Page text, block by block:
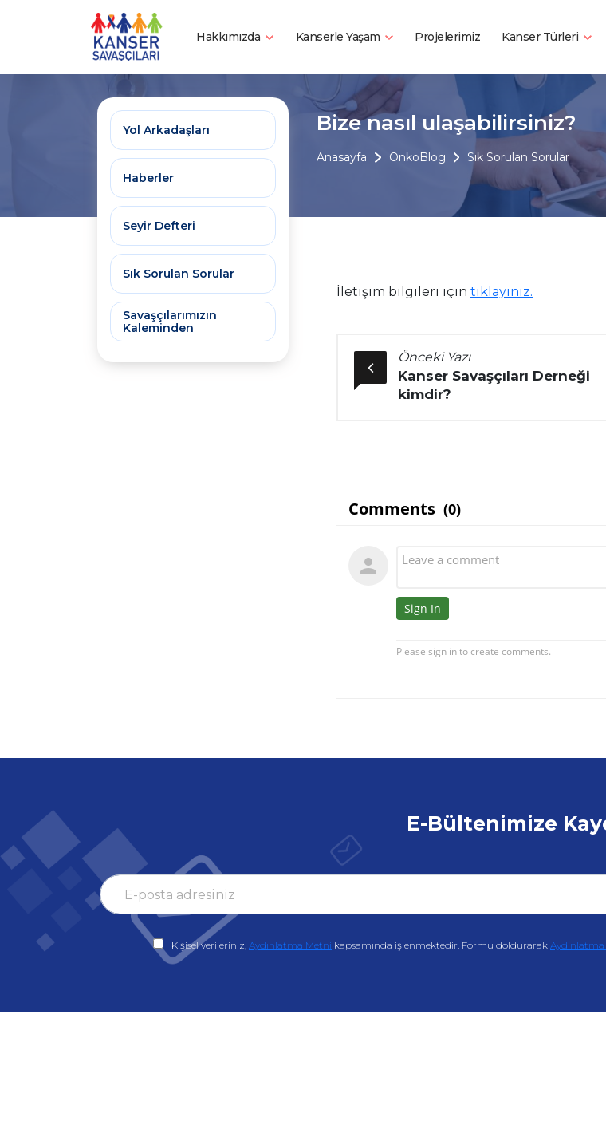
Hakkımızda Kanserle Yaşam Projelerimiz Kanser Türleri
Bize nasıl ulaşabilirsiniz?
Anasayfa OnkoBlog Sık Sorulan Sorular
Yol Arkadaşları
Haberler
Seyir Defteri
Sık Sorulan Sorular
Savaşçılarımızın
Kaleminden
İletişim bilgileri için tıklayınız.
Önceki Yazı
Kanser Savaşçıları Derneği
kimdir?
E-Bültenimize
Kişisel verileriniz, Aydınlatma Metni kapsamında işlenmektedir. Formu doldurarak